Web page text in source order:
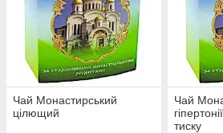
Чай Монастирський
цілющий
Чай
тиску